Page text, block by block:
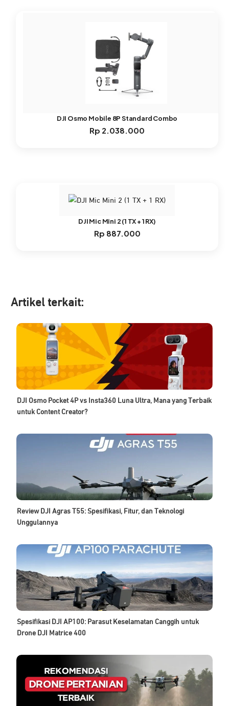
DJI Osmo Mobile 8P Standard Combo
Rp 2.038.000
DJI Mic Mini 2 (1 TX + 1 RX)
Rp 887.000
Artikel terkait:
DJI Osmo Pocket 4P vs Insta360 Luna Ultra, Mana yang Terbaik
untuk Content Creator?
Review DJI Agras T55: Spesifikasi, Fitur, dan Teknologi
Unggulannya
Spesifikasi DJI AP100: Parasut Keselamatan Canggih untuk
Drone DJI Matrice 400